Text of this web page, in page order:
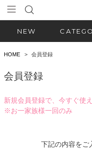
NEW
HOME 会員登録
会員登録
新規会員登録で、今すぐ使
※お一家族様一回のみ
下記の内容をご